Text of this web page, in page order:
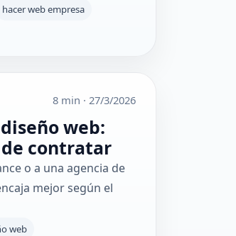
hacer web empresa
8 min · 27/3/2026
web:
contratar
o a una agencia de
mejor según el
web